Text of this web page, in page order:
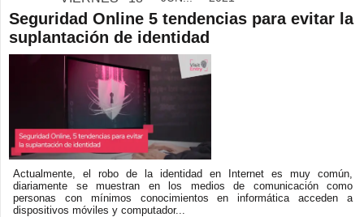
Seguridad Online 5 tendencias para evitar la
suplantación de identidad
Actualmente, el robo de la identidad en Internet es muy común,
diariamente se muestran en los medios de comunicación como
personas con mínimos conocimientos en informática acceden a
dispositivos móviles y computador...